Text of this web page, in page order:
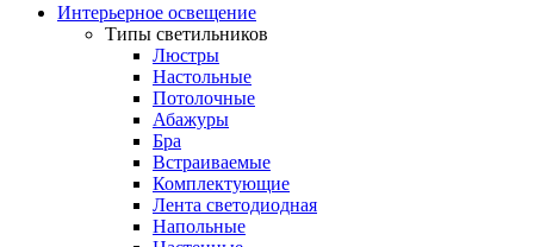
Интерьерное освещение
Типы светильников
Люстры
Настольные
Потолочные
Абажуры
Бра
Встраиваемые
Комплектующие
Лента светодиодная
Напольные